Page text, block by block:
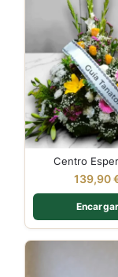
Centro
139,90
Encargar